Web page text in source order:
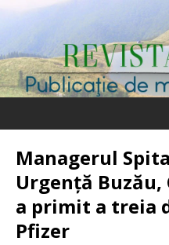
Managerul
Urgenţă
a primit a treia
Pfizer